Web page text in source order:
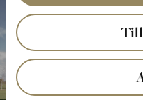
Driving Range